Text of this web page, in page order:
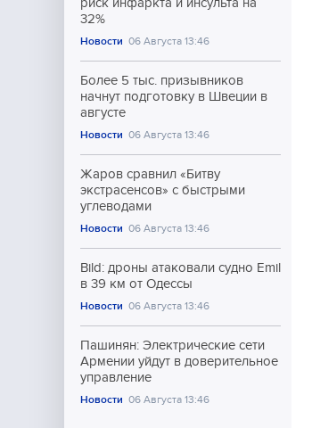
32%
Новости 06 Августа 13:46
Более 5 тыс. призывников
начнут подготовку в Швеции в
августе
Новости 06 Августа 13:46
Жаров сравнил «Битву
экстрасенсов» с быстрыми
углеводами
Новости 06 Августа 13:46
Bild: дроны атаковали судно Emil
в 39 км от Одессы
Новости 06 Августа 13:46
Пашинян: Электрические сети
Армении уйдут в доверительное
управление
Новости 06 Августа 13:46